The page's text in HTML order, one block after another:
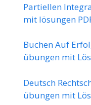
Partiellen
mit lösungen
Buchen Auf
übungen mit
Deutsch
übungen mit